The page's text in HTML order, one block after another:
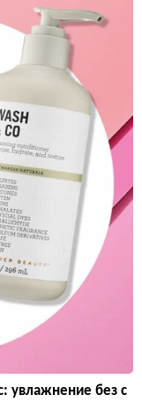
увлажнение без с